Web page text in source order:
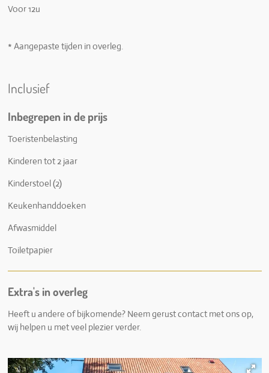
Voor 12u
* Aangepaste tijden in overleg.
Inclusief
Inbegrepen in de prijs
Toeristenbelasting
Kinderen tot 2 jaar
Kinderstoel (2)
Keukenhanddoeken
Afwasmiddel
Toiletpapier
Extra's in overleg
Heeft u andere of bijkomende? Neem gerust contact met ons op,
wij helpen u met veel plezier verder.